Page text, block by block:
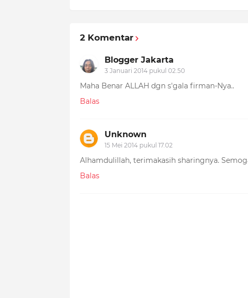
2 Komentar
Blogger Jakarta
3 Januari 2014 pukul 02.50
Maha Benar ALLAH dgn s'gala firman-Nya..
Balas
Unknown
15 Mei 2014 pukul 17.02
Alhamdulillah, terimakasih sharingnya.
Balas